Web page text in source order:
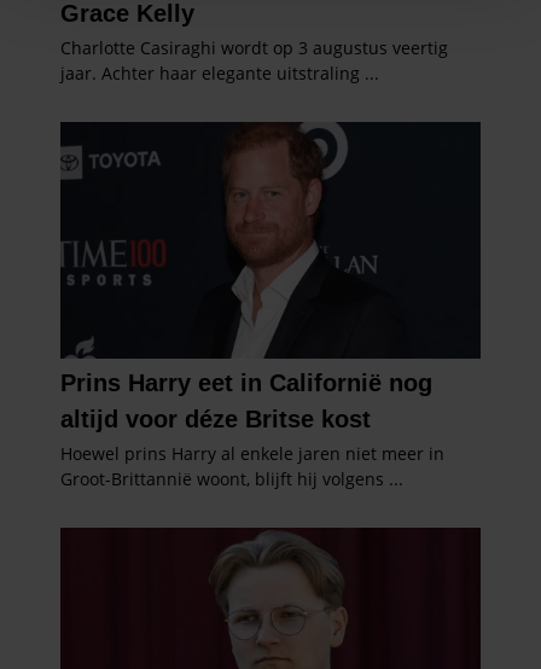
personaliseren, om functies voor social media te bieden
en om ons websiteverkeer te analyseren. Ook delen we
informatie over uw gebruik van onze site met onze
partners kunnen deze gegevens combineren met andere
informatie die u aan ze heeft verstrekt of die ze hebben
verzameld op basis van uw gebruik van hun services. U
gaat akkoord met onze cookies als u onze website blijft
gebruiken.